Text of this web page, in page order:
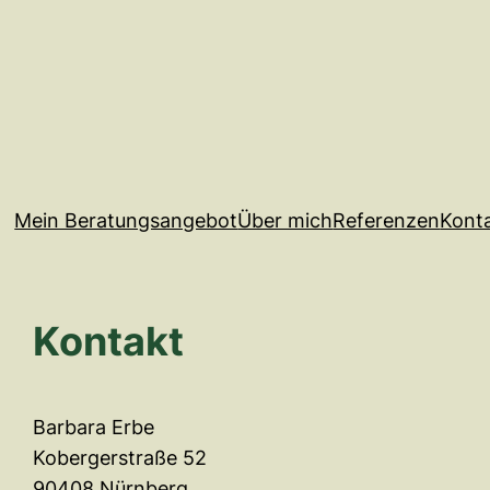
Mein BeratungsangebotÜber michReferenzen
Kontakt
Barbara Erbe
Kobergerstraße 52